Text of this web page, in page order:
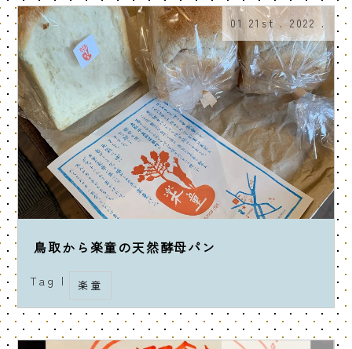
01 21st . 2022 .
鳥取から楽童の天然酵母パン
Tag | 楽童